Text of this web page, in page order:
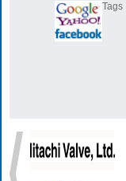
Tags